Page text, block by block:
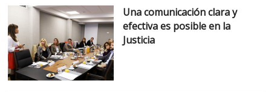
Una comunicación clara y
efectiva es posible en la
Justicia